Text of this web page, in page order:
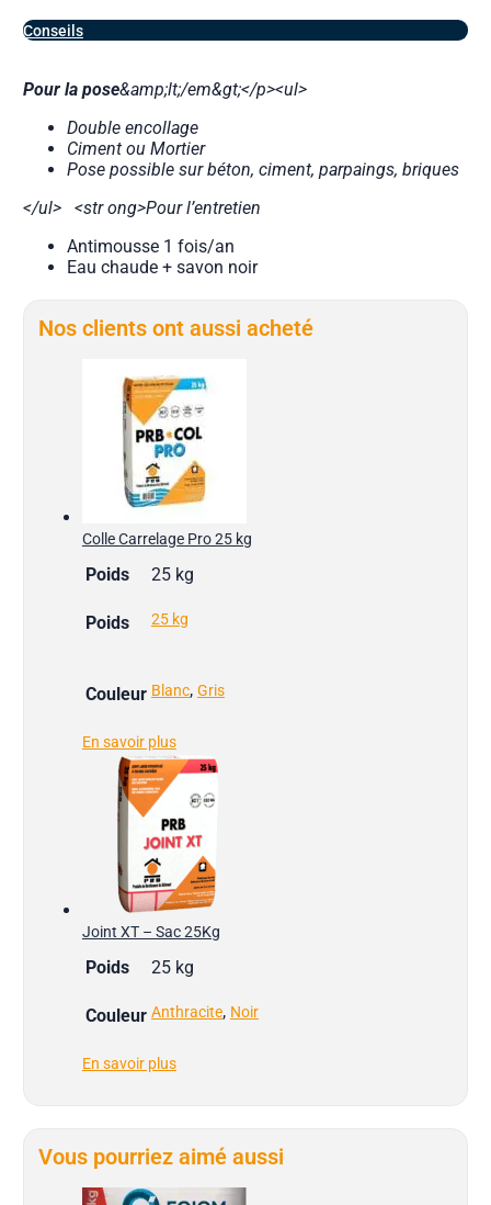
Conseils
Pour la pose&amp;lt;/em&gt;</p><ul>
Double encollage
Ciment ou Mortier
Pose possible sur béton, ciment, parpaings, briques
</ul>
<str ong>Pour l’entretien
Antimousse 1 fois/an
Eau chaude + savon noir
Nos clients ont aussi acheté
Colle Carrelage Pro 25 kg
Poids 25 kg
Poids 25 kg
Couleur Blanc, Gris
En savoir plus
Joint XT – Sac 25Kg
Poids 25 kg
Couleur Anthracite, Noir
En savoir plus
Vous pourriez aimé aussi